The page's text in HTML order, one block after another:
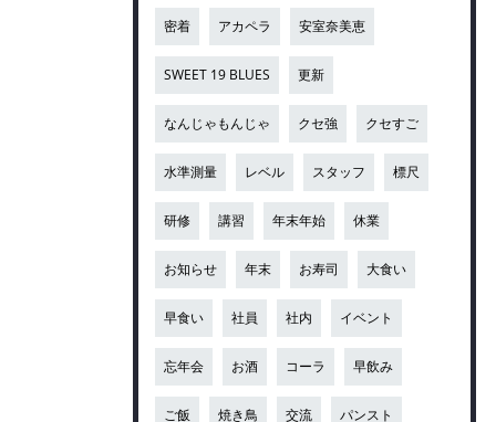
密着 アカペラ 安室奈美恵
SWEET 19 BLUES 更新
なんじゃもんじゃ クセ強 クセすご
水準測量 レベル スタッフ 標尺
研修 講習 年末年始 休業
お知らせ 年末 お寿司 大食い
早食い 社員 社内 イベント
忘年会 お酒 コーラ 早飲み
ご飯 焼き鳥 交流 パンスト